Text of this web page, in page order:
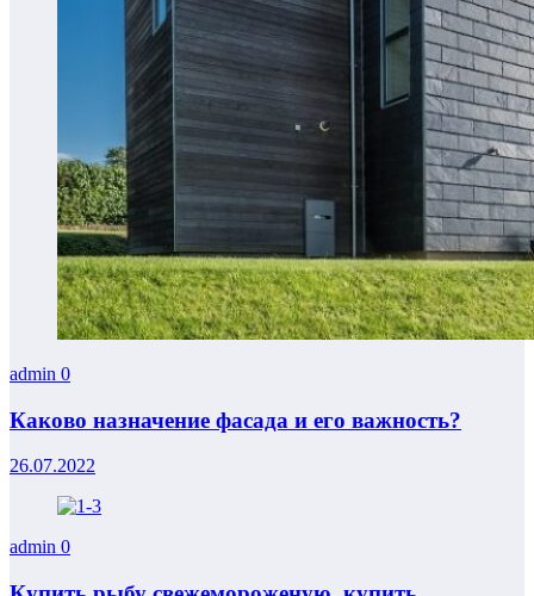
admin 0
Каково назначение фасада и его важность?
26.07.2022
admin 0